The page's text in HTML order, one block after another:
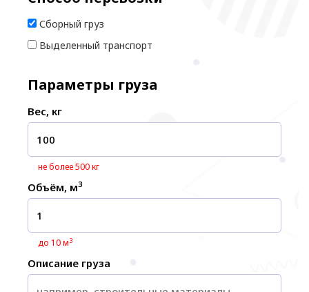
Сборный груз
Выделенный транспорт
Параметры груза
Вес, кг
не более 500 кг
Объём, м3
до 10 м3
Описание груза